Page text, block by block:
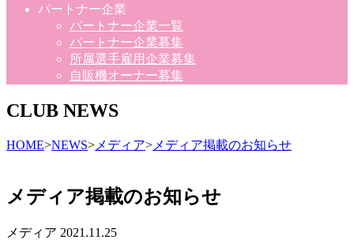
パートナー企業
パートナー企業一覧
パートナー企業募集
所属選手雇用企業募集
自販機オーナー募集
CLUB NEWS
HOME>NEWS> メディア> メディア掲載のお知らせ
メディア掲載のお知らせ
メディア 2021.11.25